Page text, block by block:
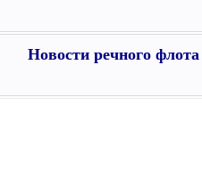
Новости речного